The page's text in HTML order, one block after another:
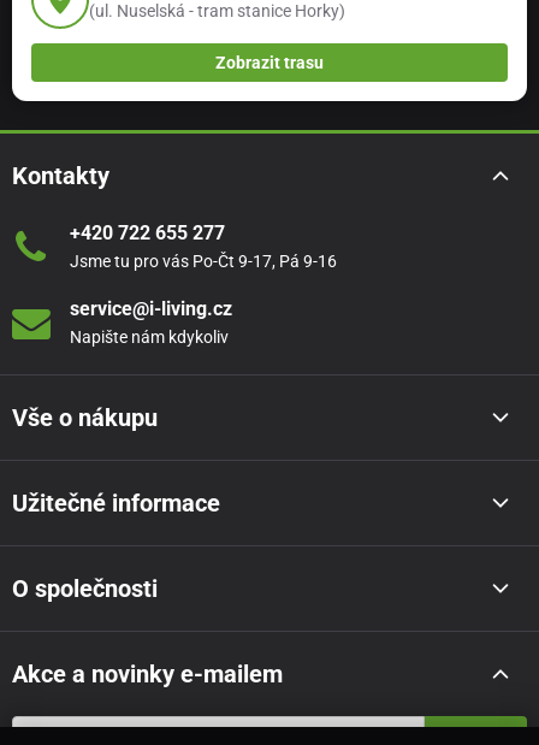
(ul. Nuselská - tram stanice Horky)
Zobrazit trasu
Kontakty
+420 722 655 277
Jsme tu pro vás Po-Čt 9-17, Pá 9-16
service@i-living.cz
Napište nám kdykoliv
Vše o nákupu
Užitečné informace
O společnosti
Akce a novinky e-mailem